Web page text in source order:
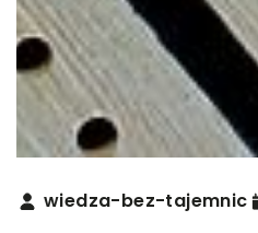
wiedza-bez-tajemnic